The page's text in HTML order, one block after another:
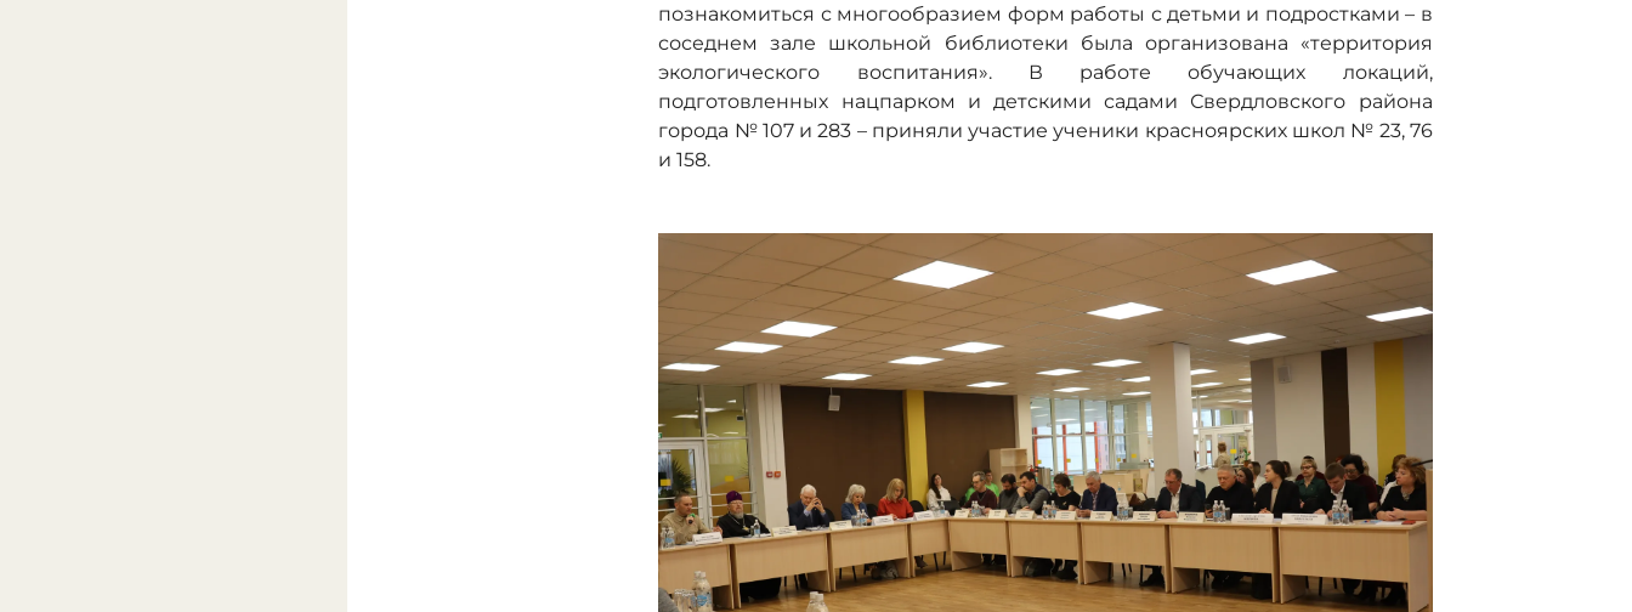
познакомиться с многообразием форм работы с детьми и подростками – в
соседнем зале школьной библиотеки была организована «территория
экологического воспитания». В работе обучающих локаций,
подготовленных нацпарком и детскими садами Свердловского района
города № 107 и 283 – приняли участие ученики красноярских школ № 23, 76
и 158.